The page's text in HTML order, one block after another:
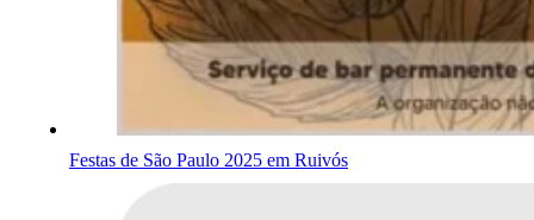
Festas de São Paulo 2025 em Ruivós